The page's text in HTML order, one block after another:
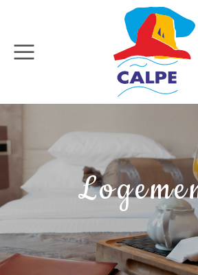
Aller au contenu principal
Rechercher